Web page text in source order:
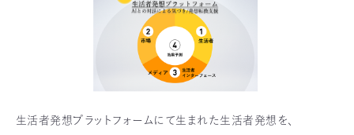
生活者発想プラットフォームにて生まれた生活者発想を、